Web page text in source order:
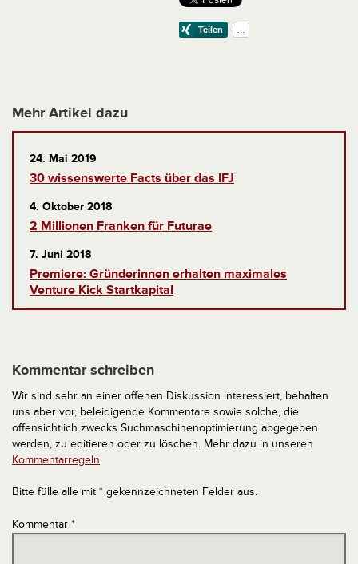
Mehr Artikel dazu
24. Mai 2019
30 wissenswerte Facts über das IFJ
4. Oktober 2018
2 Millionen Franken für Futurae
7. Juni 2018
Premiere: Gründerinnen erhalten maximales
Venture Kick Startkapital
Kommentar schreiben
Wir sind sehr an einer offenen Diskussion interessiert, behalten
uns aber vor, beleidigende Kommentare sowie solche, die
offensichtlich zwecks Suchmaschinenoptimierung abgegeben
werden, zu editieren oder zu löschen. Mehr dazu in unseren
Kommentarregeln.
Bitte fülle alle mit * gekennzeichneten Felder aus.
Kommentar *